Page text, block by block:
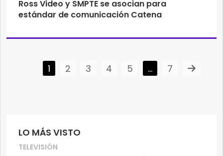
LO MÁS VISTO
TELEVISIÓN
Ross Video y SMPTE se asocian para
estándar de comunicación Catena
1 2 3 4 5 … 7